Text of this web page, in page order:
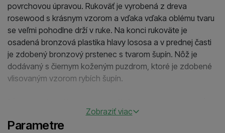
povrchovou úpravou. Rukoväť je vyrobená z dreva
rosewood s krásnym vzorom a vďaka vďaka oblému tvaru
se veľmi pohodlne drží v ruke. Na konci rukoväte je
osadená bronzová plastika hlavy lososa a v prednej časti
je zdobený bronzový prstenec s tvarom šupín. Nôž je
dodávaný s čiernym koženým puzdrom, ktoré je zdobené
vlisovaným vzorom rybích šupín.
Zobraziť viac
Parametre